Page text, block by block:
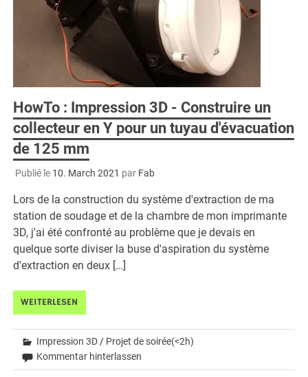
HowTo : Impression 3D - Construire un
collecteur en Y pour un tuyau d'évacuation
de 125 mm
Publié le 10. March 2021 par Fab
Lors de la construction du système d'extraction de ma
station de soudage et de la chambre de mon imprimante
3D, j'ai été confronté au problème que je devais en
quelque sorte diviser la buse d'aspiration du système
d'extraction en deux […]
WEITERLESEN
Impression 3D / Projet de soirée(<2h)
Kommentar hinterlassen